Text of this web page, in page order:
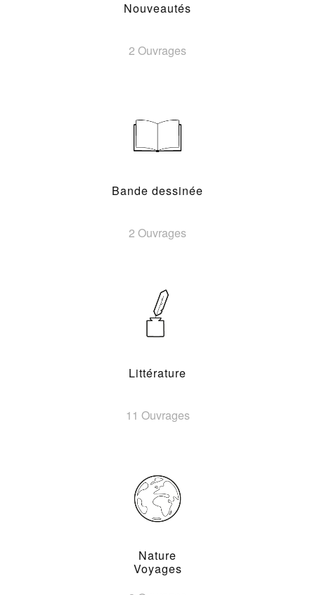
Nouveautés
2 Ouvrages
Bande dessinée
2 Ouvrages
Littérature
11 Ouvrages
Nature
Voyages